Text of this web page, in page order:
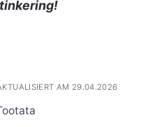
AM 29.04.2026